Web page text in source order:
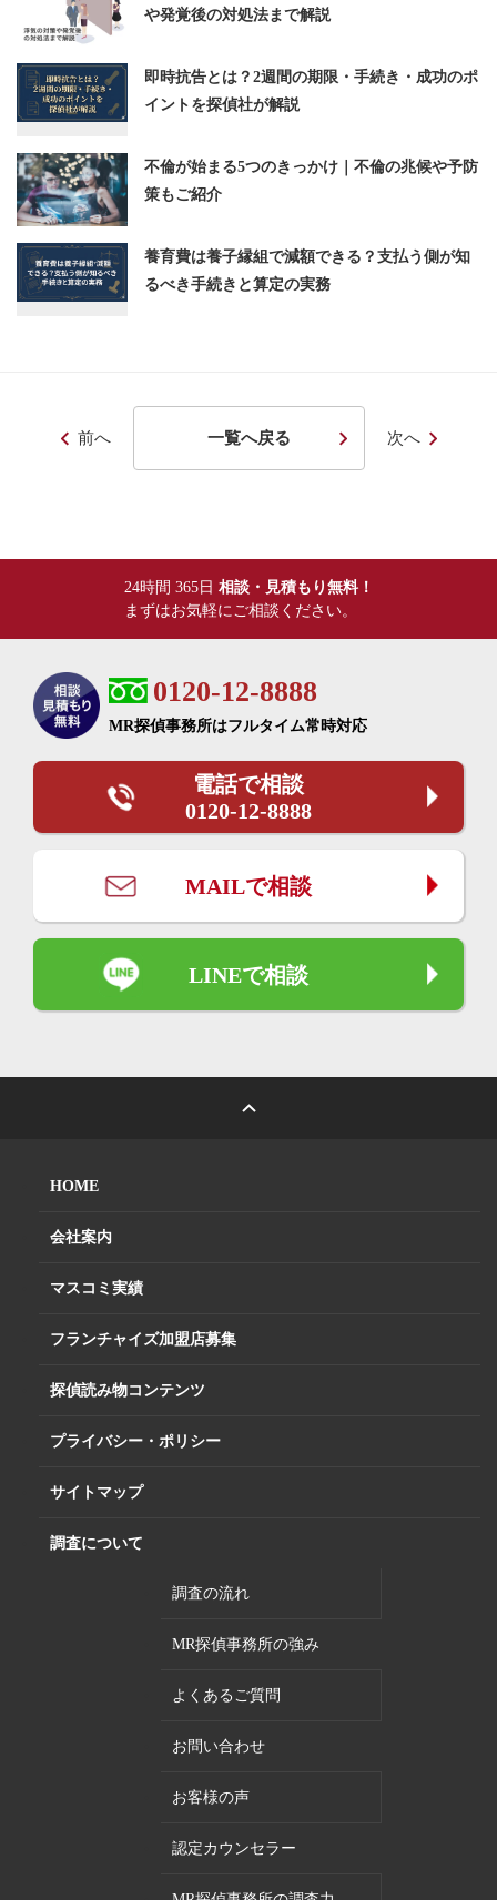
や発覚後の対処法まで解説
即時抗告とは？2週間の期限・手続き・成功のポ
イントを探偵社が解説
不倫が始まる5つのきっかけ｜不倫の兆候や予防
策もご紹介
養育費は養子縁組で減額できる？支払う側が知
るべき手続きと算定の実務
前へ 一覧へ戻る 次へ
24時間 365日 相談・見積もり無料！
まずはお気軽にご相談ください。
0120-12-8888
MR探偵事務所はフルタイム常時対応
電話で相談
0120-12-8888
MAILで相談
LINEで相談
HOME
会社案内
マスコミ実績
フランチャイズ加盟店募集
探偵読み物コンテンツ
プライバシー・ポリシー
サイトマップ
調査について
調査の流れ
MR探偵事務所の強み
よくあるご質問
お問い合わせ
お客様の声
認定カウンセラー